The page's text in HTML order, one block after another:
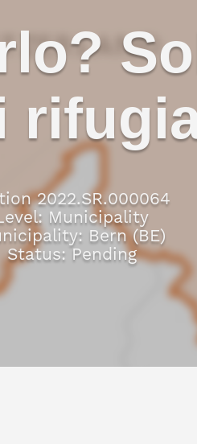
2022.SR.000064
Municipality
Bern (BE)
Status: Pending